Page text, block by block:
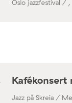
Oslo jazzfestival / ,
Kafékonsert
Jazz på Skreia /